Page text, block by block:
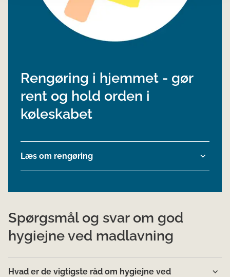
Rengøring i hjemmet - gør
rent og hold orden i
køleskabet
Læs om rengøring
Spørgsmål og svar om god
hygiejne ved madlavning
Hvad er de vigtigste råd om hygiejne ved